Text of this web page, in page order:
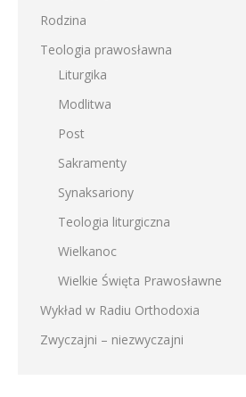
Rodzina
Teologia prawosławna
Liturgika
Modlitwa
Post
Sakramenty
Synaksariony
Teologia liturgiczna
Wielkanoc
Wielkie Święta Prawosławne
Wykład w Radiu Orthodoxia
Zwyczajni – niezwyczajni